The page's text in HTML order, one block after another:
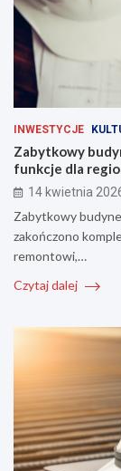
INWESTYCJE
Zabytkowy
funkcje dla
14 kwietnia
Zabytkowy
zakończono
remontowi,…
Czytaj dalej